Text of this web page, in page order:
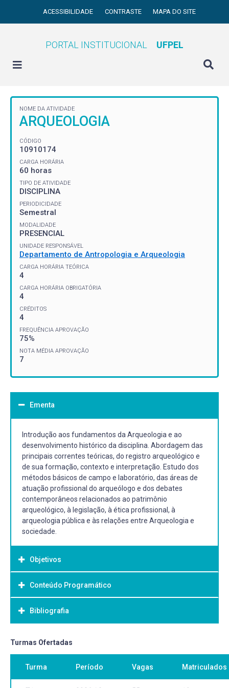
ACESSIBILIDADE CONTRASTE MAPA DO SITE
PORTAL INSTITUCIONAL UFPEL
NOME DA ATIVIDADE
ARQUEOLOGIA
CÓDIGO
10910174
CARGA HORÁRIA
60 horas
TIPO DE ATIVIDADE
DISCIPLINA
PERIODICIDADE
Semestral
MODALIDADE
PRESENCIAL
UNIDADE RESPONSÁVEL
Departamento de Antropologia e Arqueologia
CARGA HORÁRIA TEÓRICA
4
CARGA HORÁRIA OBRIGATÓRIA
4
CRÉDITOS
4
FREQUÊNCIA APROVAÇÃO
75%
NOTA MÉDIA APROVAÇÃO
7
Ementa
Introdução aos fundamentos da Arqueologia e ao
desenvolvimento histórico da disciplina. Abordagem das
principais correntes teóricas, do registro arqueológico e
de sua formação, contexto e interpretação. Estudo dos
métodos básicos de campo e laboratório, das áreas de
atuação profissional do arqueólogo e dos debates
contemporâneos relacionados ao patrimônio
arqueológico, à legislação, à ética profissional, à
arqueologia pública e às relações entre Arqueologia e
sociedade.
Objetivos
Objetivo Geral:
Geral:
Proporcionar aos estudantes uma compreensão
estudantes a compreender a Arqueologia como ciência e
seu objeto de estudo; reconhecer o processo de
Conteúdo Programático
Bibliografia
Bibliografia Básica:
FUNARI, Pedro Paulo A. Arqueologia. 1988. (Cap. 2: O que
é a Arqueologia. pg.9 -24; Cap. 3: Como raciocina o
Arqueólogo; pg. 26-37).
Turmas Ofertadas
Turma Período Vagas Matriculados